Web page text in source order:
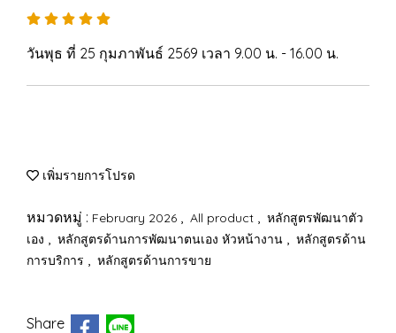
วันพุธ ที่ 25 กุมภาพันธ์ 2569 เวลา 9.00 น. - 16.00 น.
เพิ่มรายการโปรด
หมวดหมู่ : February 2026 , All product , หลักสูตรพัฒนาตัว
เอง , หลักสูตรด้านการพัฒนาตนเอง หัวหน้างาน , หลักสูตรด้าน
การบริการ , หลักสูตรด้านการขาย
Share